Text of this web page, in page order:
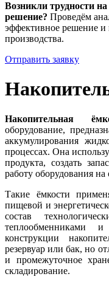
Возникли трудности
решение? Проведём
эффективное решение
производства.
Отправить заявку
Накопительная
оборудование,
аккумулирования
процессах. Она
продукта, создать
работу оборудования
Такие ёмкости
пищевой и
состав
теплообменниками
конструкции
резервуар или бак, но
и промежуточное
складирование.